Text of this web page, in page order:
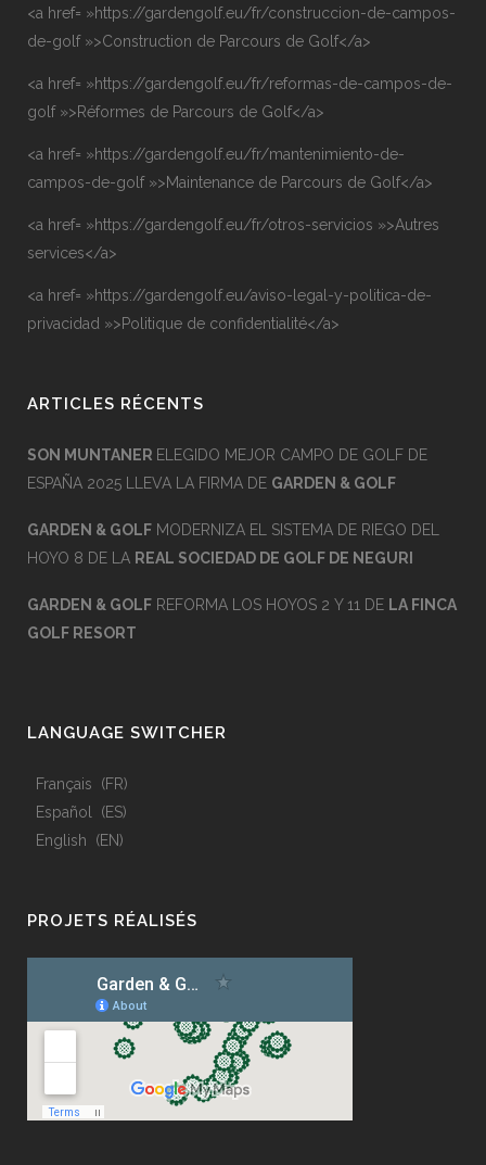
<a href= »https://gardengolf.eu/fr/construccion-de-campos-
de-golf »>Construction de Parcours de Golf</a>
<a href= »https://gardengolf.eu/fr/reformas-de-campos-de-
golf »>Réformes de Parcours de Golf</a>
<a href= »https://gardengolf.eu/fr/mantenimiento-de-
campos-de-golf »>Maintenance de Parcours de Golf</a>
<a href= »https://gardengolf.eu/fr/otros-servicios »>Autres
services</a>
<a href= »https://gardengolf.eu/aviso-legal-y-politica-de-
privacidad »>Politique de confidentialité</a>
ARTICLES RÉCENTS
SON MUNTANER ELEGIDO MEJOR CAMPO DE GOLF DE
ESPAÑA 2025 LLEVA LA FIRMA DE GARDEN & GOLF
GARDEN & GOLF MODERNIZA EL SISTEMA DE RIEGO DEL
HOYO 8 DE LA REAL SOCIEDAD DE GOLF DE NEGURI
GARDEN & GOLF REFORMA LOS HOYOS 2 Y 11 DE LA FINCA
GOLF RESORT
LANGUAGE SWITCHER
Français
FR
Español
ES
English
EN
PROJETS RÉALISÉS